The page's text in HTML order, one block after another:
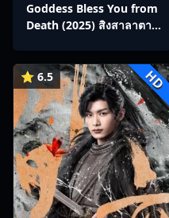
Goddess Bless You from
Death (2025) สิงสาลาตาย
⭐ 6.5 HD